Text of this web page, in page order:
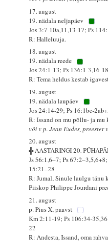
17. august
19. nädala neljapäev
Jos 3:7-10a,11,13-17; Ps
R: Halleluuja.
18. august
19. nädala reede
Jos 24:1-13; Ps 136:1-3,16-
R: Tema heldus kestab
19. august
19. nädala laupäev
Jos 24:14-29; Ps 16:1bc-
R: Issand on mu põllu- ja mu
või v p. Jean Eudes,
20. august
╬ AASTARINGI 20.
Js 56:1,6–7; Ps
15:21–28
R: Jumal, Sinule laulgu tänu
Piiskop Philippe Jourdani
21. august
p. Pius X, paavst
Km 2:11-19; Ps 106:34-
22
R: Andesta, Issand, oma